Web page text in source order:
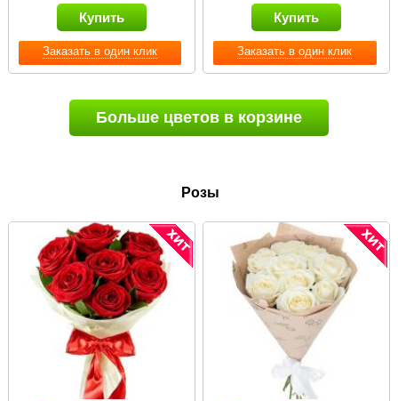
Заказать в один клик
Купить
Заказать в один клик
Купить
Больше цветов в корзине
Розы